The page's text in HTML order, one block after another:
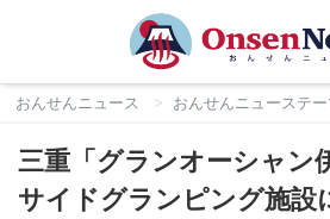
おんせんニュース おんせんニューステ
三重「グランオーシャン
サイドグランピング施設